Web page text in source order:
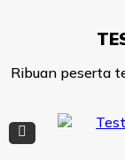
Ribuan peserta